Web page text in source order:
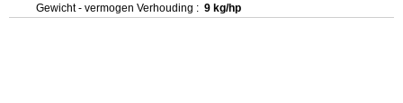
Gewicht - vermogen Verhouding : 9 kg/hp